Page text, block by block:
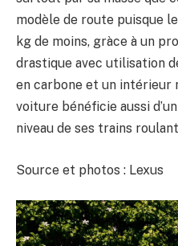
modèle de route puisque
kg de moins, gràce à un
drastique avec utilisation
en carbone et un intérieur
voiture bénéficie aussi
niveau de ses trains
Source et photos : Lexus